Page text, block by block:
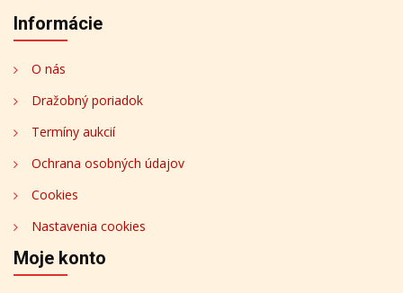
Informácie
O nás
Dražobný poriadok
Termíny aukcií
Ochrana osobných údajov
Cookies
Nastavenia cookies
Moje konto